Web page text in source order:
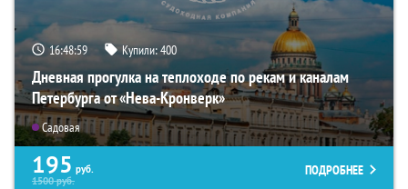
16:48:57 Купили:400
Дневная прогулка на теплоходе по рекам и каналам
Петербурга от «Нева-Кронверк»
Садовая
195 руб.
1500руб.
ПОДРОБНЕЕ